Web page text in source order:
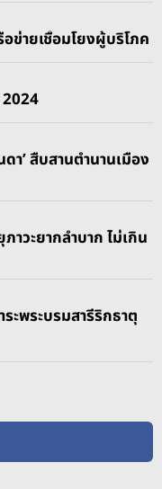
ข่ายเชื่อมโยงผู้บริโภค
า’ สืบสานตำนานเมือง
วะยากลำบาก ไม่เกิน
ะพระบรมสารีริกธาตุ